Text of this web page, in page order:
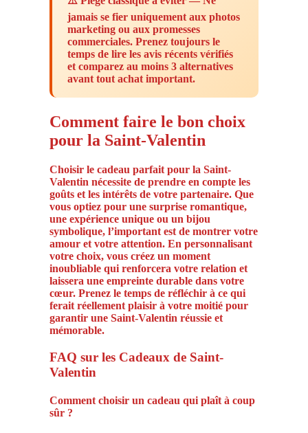
jamais se fier uniquement aux photos
marketing ou aux promesses
commerciales. Prenez toujours le
temps de lire les avis récents vérifiés
et comparez au moins 3 alternatives
avant tout achat important.
Comment faire le bon choix
pour la Saint-Valentin
Choisir le cadeau parfait pour la Saint-
Valentin nécessite de prendre en compte les
goûts et les intérêts de votre partenaire. Que
vous optiez pour une surprise romantique,
une expérience unique ou un bijou
symbolique, l’important est de montrer votre
amour et votre attention. En personnalisant
votre choix, vous créez un moment
inoubliable qui renforcera votre relation et
laissera une empreinte durable dans votre
cœur. Prenez le temps de réfléchir à ce qui
ferait réellement plaisir à votre moitié pour
garantir une Saint-Valentin réussie et
mémorable.
FAQ sur les Cadeaux de Saint-
Valentin
Comment choisir un cadeau qui plaît à coup
sûr ?